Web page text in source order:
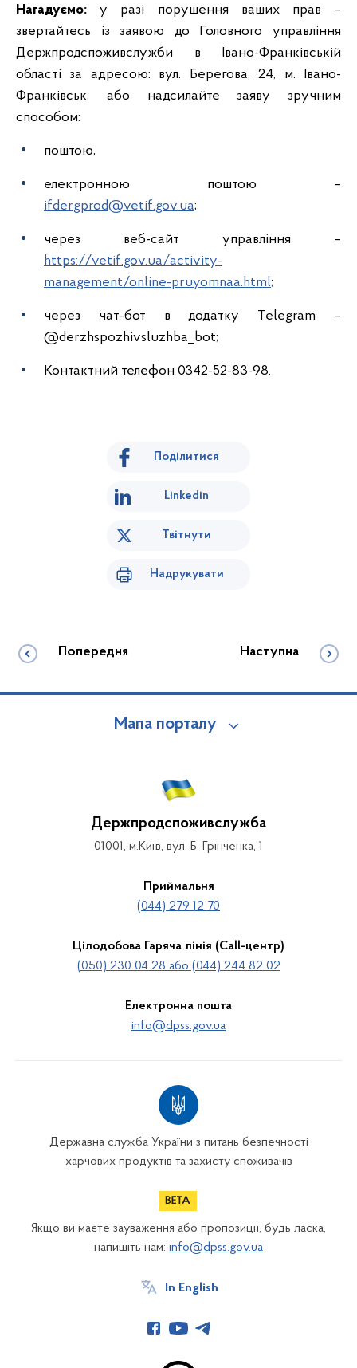
Нагадуємо: у разі порушення ваших прав –
звертайтесь із заявою до Головного управління
Держпродспоживслужби в Івано-Франківській
області за адресою: вул. Берегова, 24, м. Івано-
Франківськ, або надсилайте заяву зручним
способом:
поштою,
електронною поштою –
ifdergprod@vetif.gov.ua;
через веб-сайт управління –
https://vetif.gov.ua/activity-
management/online-pruyomnaa.html;
через чат-бот в додатку Telegram –
@derzhspozhivsluzhba_bot;
Контактний телефон 0342-52-83-98.
Поділитися
Linkedin
Твітнути
Надрукувати
Попередня Наступна
Мапа порталу
Держпродспоживслужба
01001, м.Київ, вул. Б. Грінченка, 1
Приймальня
(044) 279 12 70
Цілодобова Гаряча лінія (Call-центр)
(050) 230 04 28 або (044) 244 82 02
Електронна пошта
info@dpss.gov.ua
Державна служба України з питань безпечності
харчових продуктів та захисту споживачів
Якщо ви маєте зауваження або пропозиції, будь ласка,
напишіть нам: info@dpss.gov.ua
In English